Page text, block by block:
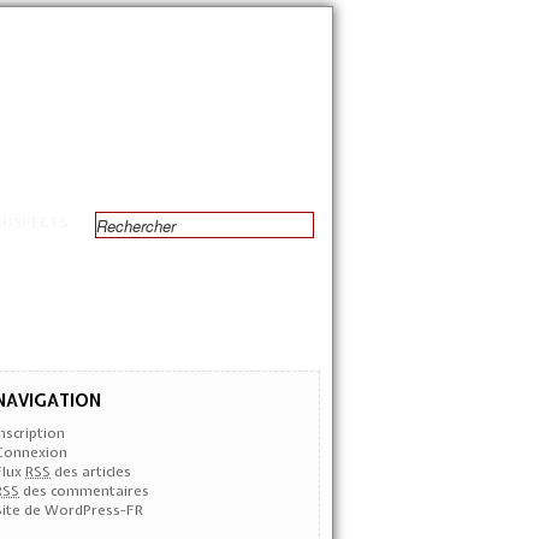
RSS des articles
des commentaires
de WordPress-FR